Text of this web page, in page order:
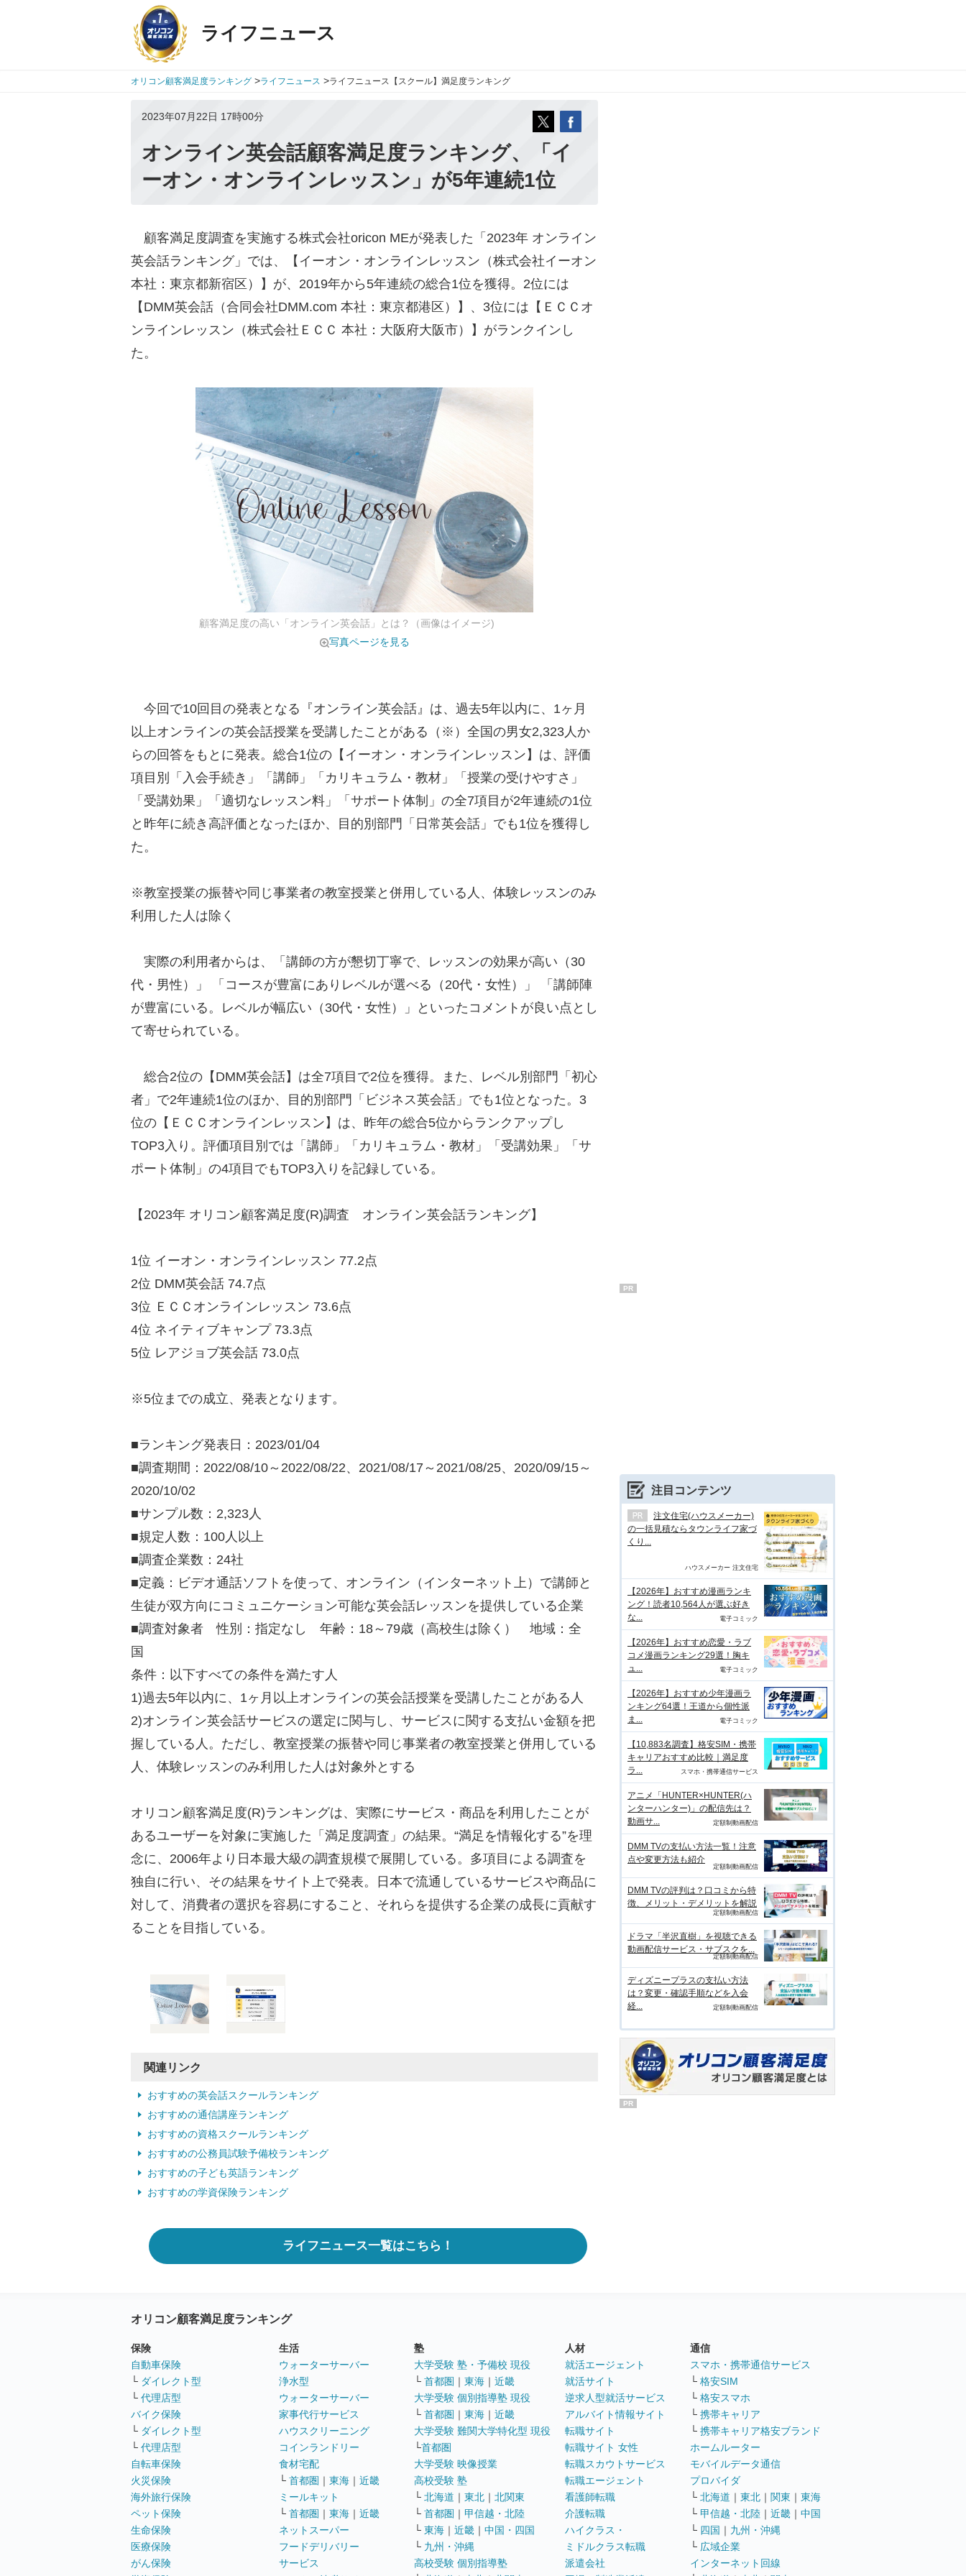
ライフニュース
オリコン顧客満足度ランキング >ライフニュース >ライフニュース 【スクール】満足度ランキング
2023年07月22日 17時00分
オンライン英会話顧客満足度ランキング、「イ
ーオン・オンラインレッスン」が5年連続1位
顧客満足度調査を実施する株式会社oricon MEが発表した「2023年 オンライン
英会話ランキング」では、【イーオン・オンラインレッスン（株式会社イーオン
本社：東京都新宿区）】が、2019年から5年連続の総合1位を獲得。2位には
【DMM英会話（合同会社DMM.com 本社：東京都港区）】、3位には【ＥＣＣオ
ンラインレッスン（株式会社ＥＣＣ 本社：大阪府大阪市）】がランクインし
た。
顧客満足度の高い「オンライン英会話」とは？（画像はイメージ)
写真ページを見る
今回で10回目の発表となる『オンライン英会話』は、過去5年以内に、1ヶ月
以上オンラインの英会話授業を受講したことがある（※）全国の男女2,323人か
らの回答をもとに発表。総合1位の【イーオン・オンラインレッスン】は、評価
項目別「入会手続き」「講師」「カリキュラム・教材」「授業の受けやすさ」
「受講効果」「適切なレッスン料」「サポート体制」の全7項目が2年連続の1位
と昨年に続き高評価となったほか、目的別部門「日常英会話」でも1位を獲得し
た。
※教室授業の振替や同じ事業者の教室授業と併用している人、体験レッスンのみ
利用した人は除く
実際の利用者からは、「講師の方が懇切丁寧で、レッスンの効果が高い（30
代・男性）」 「コースが豊富にありレベルが選べる（20代・女性）」 「講師陣
が豊富にいる。レベルが幅広い（30代・女性）」といったコメントが良い点とし
て寄せられている。
総合2位の【DMM英会話】は全7項目で2位を獲得。また、レベル別部門「初心
者」で2年連続1位のほか、目的別部門「ビジネス英会話」でも1位となった。3
位の【ＥＣＣオンラインレッスン】は、昨年の総合5位からランクアップし
TOP3入り。評価項目別では「講師」「カリキュラム・教材」「受講効果」「サ
ポート体制」の4項目でもTOP3入りを記録している。
【2023年 オリコン顧客満足度(R)調査 オンライン英会話ランキング】
1位 イーオン・オンラインレッスン 77.2点
2位 DMM英会話 74.7点
3位 ＥＣＣオンラインレッスン 73.6点
4位 ネイティブキャンプ 73.3点
5位 レアジョブ英会話 73.0点
※5位までの成立、発表となります。
■ランキング発表日：2023/01/04
■調査期間：2022/08/10～2022/08/22、2021/08/17～2021/08/25、2020/09/15～
2020/10/02
■サンプル数：2,323人
■規定人数：100人以上
■調査企業数：24社
■定義：ビデオ通話ソフトを使って、オンライン（インターネット上）で講師と
生徒が双方向にコミュニケーション可能な英会話レッスンを提供している企業
■調査対象者 性別：指定なし 年齢：18～79歳（高校生は除く） 地域：全
国
条件：以下すべての条件を満たす人
1)過去5年以内に、1ヶ月以上オンラインの英会話授業を受講したことがある人
2)オンライン英会話サービスの選定に関与し、サービスに関する支払い金額を把
握している人。ただし、教室授業の振替や同じ事業者の教室授業と併用している
人、体験レッスンのみ利用した人は対象外とする
オリコン顧客満足度(R)ランキングは、実際にサービス・商品を利用したことが
あるユーザーを対象に実施した「満足度調査」の結果。“満足を情報化する”を理
念に、2006年より日本最大級の調査規模で展開している。多項目による調査を
独自に行い、その結果をサイト上で発表。日本で流通しているサービスや商品に
対して、消費者の選択を容易にすること、それらを提供する企業の成長に貢献す
ることを目指している。
関連リンク
おすすめの英会話スクールランキング
おすすめの通信講座ランキング
おすすめの資格スクールランキング
おすすめの公務員試験予備校ランキング
おすすめの子ども英語ランキング
おすすめの学資保険ランキング
ライフニュース一覧はこちら！
PR
注目コンテンツ
注文住宅(ハウスメーカー)
の一括見積ならタウンライフ家づ
くり...
ハウスメーカー 注文住宅
【2026年】おすすめ漫画ランキ
ング！読者10,564人が選ぶ好き
な...
電子コミック
【2026年】おすすめ恋愛・ラブ
コメ漫画ランキング29選！胸キ
ュ...
電子コミック
【2026年】おすすめ少年漫画ラ
ンキング64選！王道から個性派
ま...
電子コミック
【10,883名調査】格安SIM・携帯
キャリアおすすめ比較｜満足度
ラ...
スマホ・携帯通信サービス
アニメ「HUNTER×HUNTER(ハ
ンターハンター)」の配信先は？
動画サ...
定額制動画配信
DMM TVの支払い方法一覧！注意
点や変更方法も紹介
定額制動画配信
DMM TVの評判は？口コミから特
徴、メリット・デメリットを解説
定額制動画配信
ドラマ「半沢直樹」を視聴できる
動画配信サービス・サブスクを...
定額制動画配信
ディズニープラスの支払い方法
は？変更・確認手順などを入会
経...
定額制動画配信
PR
オリコン顧客満足度ランキング
保険
自動車保険
└ ダイレクト型
└ 代理店型
バイク保険
└ ダイレクト型
└ 代理店型
自転車保険
火災保険
海外旅行保険
ペット保険
生命保険
医療保険
がん保険
生活
ウォーターサーバー
浄水型
ウォーターサーバー
家事代行サービス
ハウスクリーニング
コインランドリー
食材宅配
└ 首都圏 ｜ 東海 ｜ 近畿
ミールキット
└ 首都圏 ｜ 東海 ｜ 近畿
ネットスーパー
フードデリバリー
サービス
塾
大学受験 塾・予備校 現役
└ 首都圏 ｜ 東海 ｜ 近畿
大学受験 個別指導塾 現役
└ 首都圏 ｜ 東海 ｜ 近畿
大学受験 難関大学特化型 現役
└首都圏
大学受験 映像授業
高校受験 塾
└ 北海道 ｜ 東北 ｜ 北関東
└ 首都圏 ｜ 甲信越・北陸
└ 東海 ｜ 近畿 ｜ 中国・四国
└ 九州・沖縄
高校受験 個別指導塾
人材
就活エージェント
就活サイト
逆求人型就活サービス
アルバイト情報サイト
転職サイト
転職サイト 女性
転職スカウトサービス
転職エージェント
看護師転職
介護転職
ハイクラス・
ミドルクラス転職
派遣会社
通信
スマホ・携帯通信サービス
└ 格安SIM
└ 格安スマホ
└ 携帯キャリア
└ 携帯キャリア格安ブランド
ホームルーター
モバイルデータ通信
プロバイダ
└ 北海道 ｜ 東北 ｜ 関東 ｜ 東海
└ 甲信越・北陸 ｜ 近畿 ｜ 中国
└ 四国 ｜ 九州・沖縄
└ 広域企業
インターネット回線